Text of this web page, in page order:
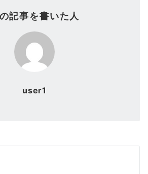
記事を書いた人
user1